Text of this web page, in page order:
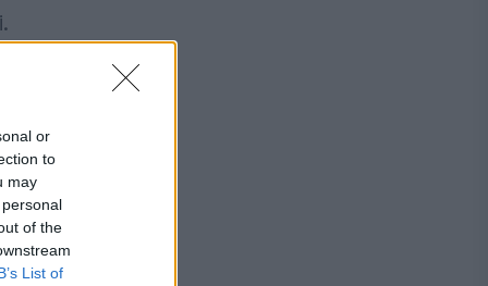
or
to
may
of the
List of